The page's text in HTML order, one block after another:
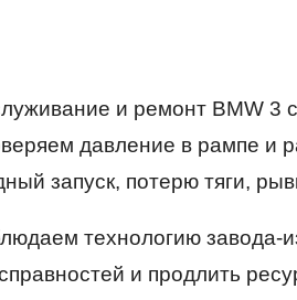
и ремонт BMW 3
давление в рампе и
запуск, потерю тяги,
технологию завода-
и продлить